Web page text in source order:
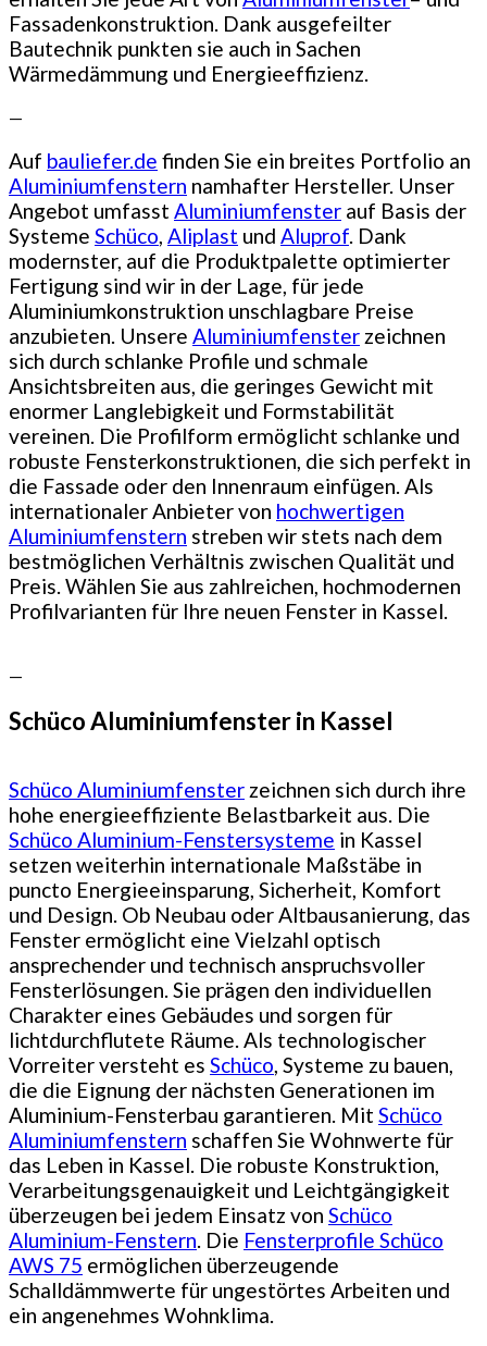
Fassadenkonstruktion. Dank ausgefeilter
Bautechnik punkten sie auch in Sachen
Wärmedämmung und Energieeffizienz.
—
Auf bauliefer.de finden Sie ein breites Portfolio an
Aluminiumfenstern namhafter Hersteller. Unser
Angebot umfasst Aluminiumfenster auf Basis der
Systeme Schüco, Aliplast und Aluprof. Dank
modernster, auf die Produktpalette optimierter
Fertigung sind wir in der Lage, für jede
Aluminiumkonstruktion unschlagbare Preise
anzubieten. Unsere Aluminiumfenster zeichnen
sich durch schlanke Profile und schmale
Ansichtsbreiten aus, die geringes Gewicht mit
enormer Langlebigkeit und Formstabilität
vereinen. Die Profilform ermöglicht schlanke und
robuste Fensterkonstruktionen, die sich perfekt in
die Fassade oder den Innenraum einfügen. Als
internationaler Anbieter von hochwertigen
Aluminiumfenstern streben wir stets nach dem
bestmöglichen Verhältnis zwischen Qualität und
Preis. Wählen Sie aus zahlreichen, hochmodernen
Profilvarianten für Ihre neuen Fenster in Kassel.
—
Schüco Aluminiumfenster in Kassel
Schüco Aluminiumfenster zeichnen sich durch ihre
hohe energieeffiziente Belastbarkeit aus. Die
Schüco Aluminium-Fenstersysteme in Kassel
setzen weiterhin internationale Maßstäbe in
puncto Energieeinsparung, Sicherheit, Komfort
und Design. Ob Neubau oder Altbausanierung, das
Fenster ermöglicht eine Vielzahl optisch
ansprechender und technisch anspruchsvoller
Fensterlösungen. Sie prägen den individuellen
Charakter eines Gebäudes und sorgen für
lichtdurchflutete Räume. Als technologischer
Vorreiter versteht es Schüco, Systeme zu bauen,
die die Eignung der nächsten Generationen im
Aluminium-Fensterbau garantieren. Mit Schüco
Aluminiumfenstern schaffen Sie Wohnwerte für
das Leben in Kassel. Die robuste Konstruktion,
Verarbeitungsgenauigkeit und Leichtgängigkeit
überzeugen bei jedem Einsatz von Schüco
Aluminium-Fenstern. Die Fensterprofile Schüco
AWS 75 ermöglichen überzeugende
Schalldämmwerte für ungestörtes Arbeiten und
ein angenehmes Wohnklima.